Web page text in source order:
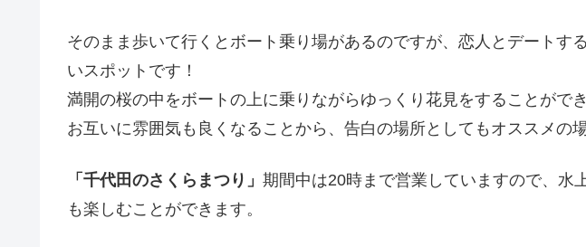
そのまま歩いて行くとボート乗り場があるのですが、恋人とデートす
いスポットです！
満開の桜の中をボートの上に乗りながらゆっくり花見をすることがで
お互いに雰囲気も良くなることから、告白の場所としてもオススメの
「千代田のさくらまつり」 期間中は20時まで営業していますので、水
も楽しむことができます。